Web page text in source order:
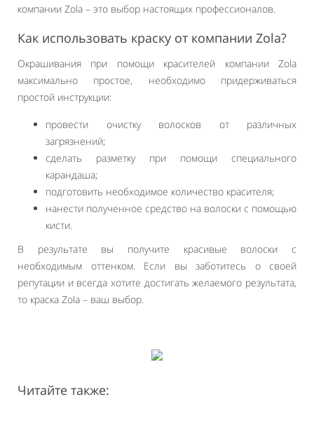
компании Zola – это выбор настоящих профессионалов.
Как использовать краску от компании Zola?
Окрашивания при помощи красителей компании Zola
максимально простое, необходимо придерживаться
простой инструкции:
провести очистку волосков от различных
загрязнений;
сделать разметку при помощи специального
карандаша;
подготовить необходимое количество красителя;
нанести полученное средство на волоски с помощью
кисти.
В результате вы получите красивые волоски с
необходимым оттенком. Если вы заботитесь о своей
репутации и всегда хотите достигать желаемого результата,
то краска Zola – ваш выбор.
Читайте также: